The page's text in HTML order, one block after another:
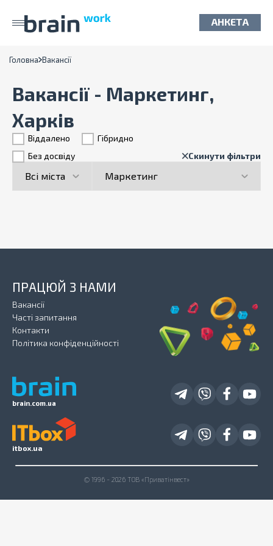
АНКЕТА
Головна Вакансії
Вакансії - Маркетинг,
Харків
Віддалено
Гiбридно
Без досвіду
Скинути фільтри
brain.com.ua
ПРАЦЮЙ З НАМИ
Вакансії
Часті запитання
Контакти
Політика конфіденційності
itbox.ua
© 1996 - 2026 ТОВ «Приватінвест»